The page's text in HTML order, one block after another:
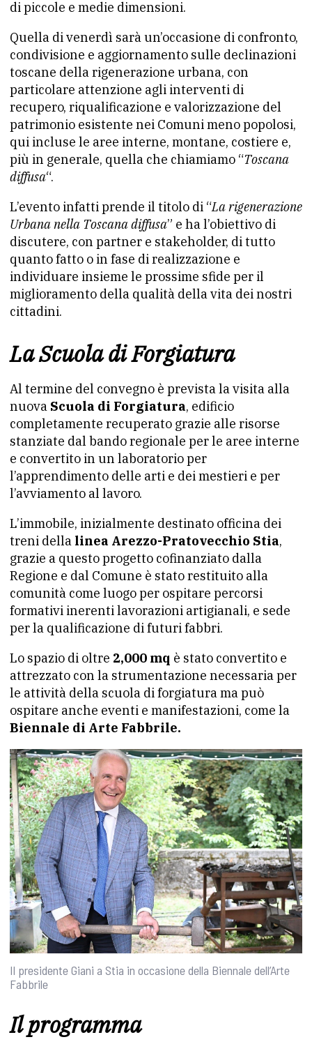
di piccole e medie dimensioni.
Quella di venerdì sarà un’occasione di confronto,
condivisione e aggiornamento sulle declinazioni
toscane della rigenerazione urbana, con
particolare attenzione agli interventi di
recupero, riqualificazione e valorizzazione del
patrimonio esistente nei Comuni meno popolosi,
qui incluse le aree interne, montane, costiere e,
più in generale, quella che chiamiamo “Toscana
diffusa“.
L’evento infatti prende il titolo di “La rigenerazione
Urbana nella Toscana diffusa” e ha l’obiettivo di
discutere, con partner e stakeholder, di tutto
quanto fatto o in fase di realizzazione e
individuare insieme le prossime sfide per il
miglioramento della qualità della vita dei nostri
cittadini.
La Scuola di Forgiatura
Al termine del convegno è prevista la visita alla
nuova Scuola di Forgiatura, edificio
completamente recuperato grazie alle risorse
stanziate dal bando regionale per le aree interne
e convertito in un laboratorio per
l’apprendimento delle arti e dei mestieri e per
l’avviamento al lavoro.
L’immobile, inizialmente destinato officina dei
treni della linea Arezzo-Pratovecchio Stia,
grazie a questo progetto cofinanziato dalla
Regione e dal Comune è stato restituito alla
comunità come luogo per ospitare percorsi
formativi inerenti lavorazioni artigianali, e sede
per la qualificazione di futuri fabbri.
Lo spazio di oltre 2,000 mq è stato convertito e
attrezzato con la strumentazione necessaria per
le attività della scuola di forgiatura ma può
ospitare anche eventi e manifestazioni, come la
Biennale di Arte Fabbrile.
Il presidente Giani a Stia in occasione della Biennale dell’Arte
Fabbrile
Il programma